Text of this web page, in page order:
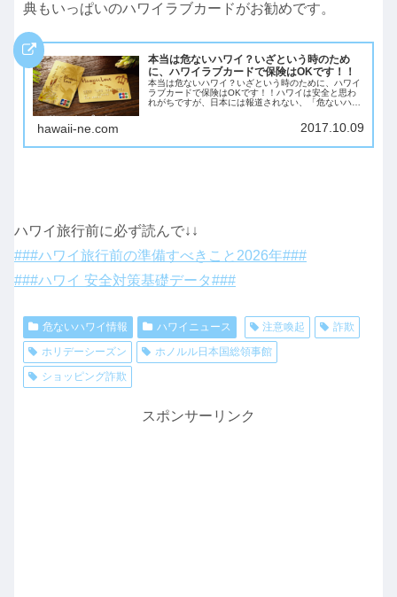
典もいっぱいのハワイラブカードがお勧めです。
本当は危ないハワイ？いざという時のため
に、ハワイラブカードで保険はOKです！！
本当は危ないハワイ？いざという時のために、ハワイ
ラブカードで保険はOKです！！ハワイは安全と思わ
れがちですが、日本には報道されない、「危ないハワ
ために保険は絶対入っておいたほうがいいです。ハ
hawaii-ne.com 2017.10.09
ハワイ旅行前に必ず読んで↓↓
###ハワイ旅行前の準備すべきこと2026年###
###ハワイ 安全対策基礎データ###
危ないハワイ情報 ハワイニュース 注意喚起
詐欺
ホリデーシーズン
ホノルル日本国総領事館
ショッピング詐欺
スポンサーリンク